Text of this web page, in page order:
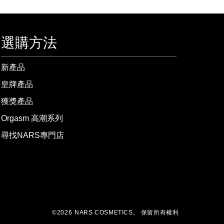
選購方法
新產品
皇牌產品
獲獎產品
Orgasm 高潮系列
尋找NARS專門店
©2026 NARS COSMETICS。 保留所有權利